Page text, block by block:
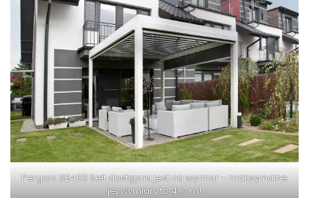
Pergola SB400 Selt dostępna jest na wymiar – maksymalne
jej wymiary to 4×7 m!